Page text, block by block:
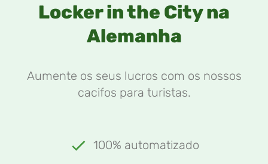
Locker in the City na
Alemanha
Aumente os seus lucros com os nossos
cacifos para turistas.
100% automatizado